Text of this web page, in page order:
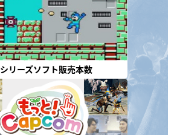
シリーズソフト販売本数